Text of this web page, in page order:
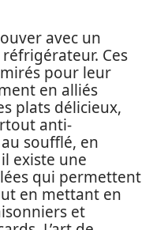
avec un
Ces
pour leur
en alliés
plats délicieux,
anti-
soufflé, en
existe une
qui permettent
en mettant en
et